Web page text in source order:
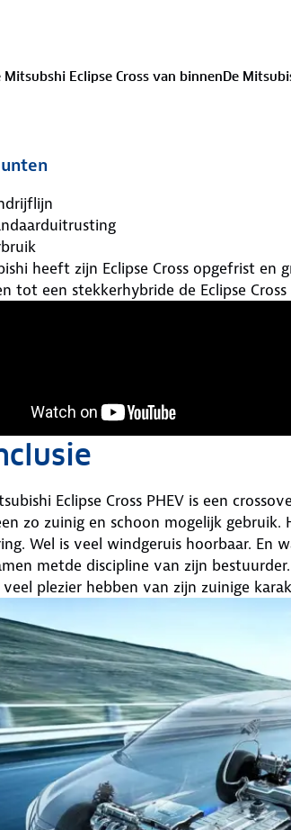
Mitsubshi Eclipse Cross van binnenDe
heeft zijn Eclipse Cross opgefrist en
tot een stekkerhybride de Eclipse Cross
Eclipse Cross PHEV is een
zo zuinig en schoon mogelijk
Wel is veel windgeruis hoorbaar.
metde discipline van zijn
plezier hebben van zijn zuinige